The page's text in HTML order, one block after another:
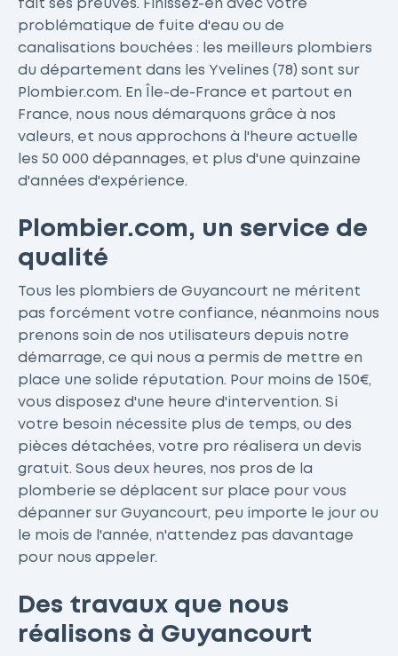
fait ses preuves. Finissez-en avec votre
problématique de fuite d'eau ou de
canalisations bouchées : les meilleurs plombiers
du département dans les Yvelines (78) sont sur
Plombier.com. En Île-de-France et partout en
France, nous nous démarquons grâce à nos
valeurs, et nous approchons à l'heure actuelle
les 50 000 dépannages, et plus d'une quinzaine
d'années d'expérience.
Plombier.com, un service de
qualité
Tous les plombiers de Guyancourt ne méritent
pas forcément votre confiance, néanmoins nous
prenons soin de nos utilisateurs depuis notre
démarrage, ce qui nous a permis de mettre en
place une solide réputation. Pour moins de 150€,
vous disposez d'une heure d'intervention. Si
votre besoin nécessite plus de temps, ou des
pièces détachées, votre pro réalisera un devis
gratuit. Sous deux heures, nos pros de la
plomberie se déplacent sur place pour vous
dépanner sur Guyancourt, peu importe le jour ou
le mois de l'année, n'attendez pas davantage
pour nous appeler.
Des travaux que nous
réalisons à Guyancourt